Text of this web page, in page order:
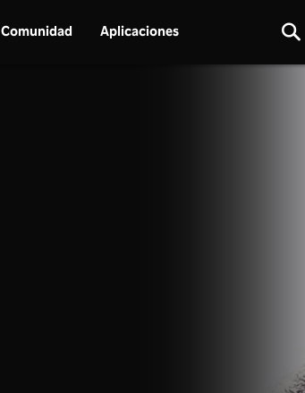
Comunidad Aplicaciones